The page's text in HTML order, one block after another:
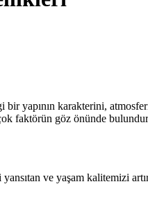
yapının karakterini,
faktörün göz önünde
ve yaşam kalitemizi